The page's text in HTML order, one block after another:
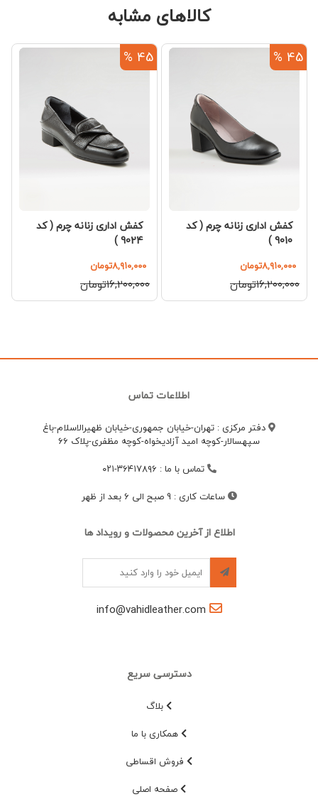
کالاهای مشابه
45 %
کفش اداری زنانه چرم ( کد
9010 )
۸,۹۱۰,۰۰۰تومان
۱۶,۲۰۰,۰۰۰تومان
45 %
کفش اداری زنانه چرم ( کد
9024 )
۸,۹۱۰,۰۰۰تومان
۱۶,۲۰۰,۰۰۰تومان
اطلاعات تماس
دفتر مرکزی : تهران-خیابان جمهوری-خیابان ظهیرالاسلام-باغ
سپهسالار-کوچه امید آزادیخواه-کوچه مظفری-پلاک 66
تماس با ما : ۳۶۴۱۷۸۹۶-۰۲۱
ساعات کاری : 9 صبح الی 6 بعد از ظهر
اطلاع از آخرین محصولات و رویداد ها
info@vahidleather.com
دسترسی سریع
بلاگ
همکاری با ما
فروش اقساطی
صفحه اصلی